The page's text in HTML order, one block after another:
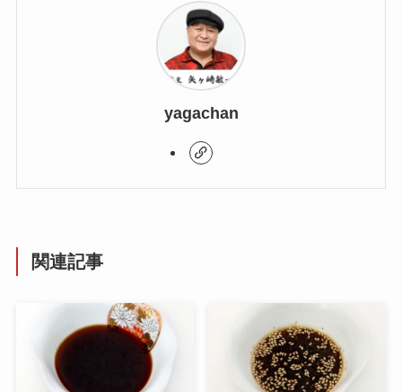
yagachan
関連記事